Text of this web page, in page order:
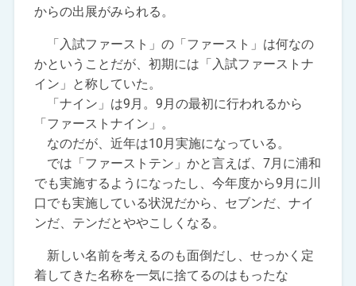
からの出展がみられる。
「入試ファースト」の「ファースト」は何なの
かということだが、初期には「入試ファーストナ
イン」と称していた。
「ナイン」は9月。9月の最初に行われるから
「ファーストナイン」。
なのだが、近年は10月実施になっている。
では「ファーストテン」かと言えば、7月に浦和
でも実施するようになったし、今年度から9月に川
口でも実施している状況だから、セブンだ、ナイ
ンだ、テンだとややこしくなる。
新しい名前を考えるのも面倒だし、せっかく定
着してきた名称を一気に捨てるのはもったな